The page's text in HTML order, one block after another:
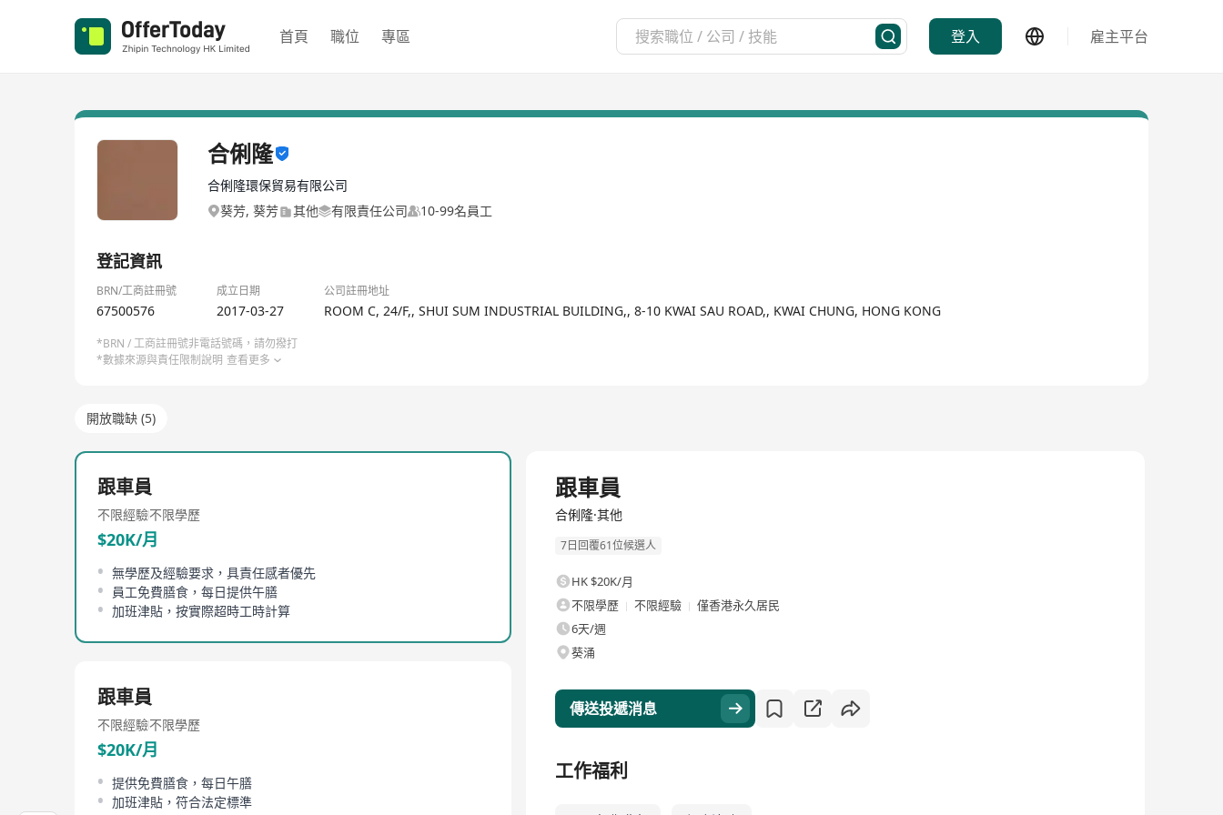
首頁 職位 專區 登入 雇主平台
合俐隆
合俐隆環保貿易有限公司
葵芳, 葵芳
其他 有限責任公司 10-99名員工
登記資訊
BRN/工商註冊號 成立日期 公司註冊地址
67500576 2017-03-27 ROOM C, 24/F,, SHUI SUM INDUSTRIAL BUILDING,, 8-10 KWAI SAU ROAD,, KWAI CHUNG, HONG KONG
*BRN / 工商註冊號非電話號碼，請勿撥打
*數據來源與責任限制說明 查看更多
開放職缺 (5)
跟車員
不限經驗不限學歷
$20K/月
無學歷及經驗要求，具責任感者優先
員工免費膳食，每日提供午膳
加班津貼，按實際超時工時計算
跟車員
不限經驗不限學歷
$20K/月
提供免費膳食，每日午膳
加班津貼，符合法定標準
跟車員
合俐隆·其他
7日回覆61位候選人
HK $20K/月
不限學歷
不限經驗
僅香港永久居民
6天/週
葵涌
傳送投遞消息
工作福利